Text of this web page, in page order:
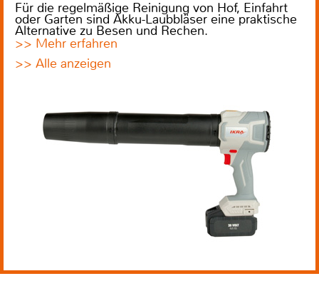
Für die regelmäßige Reinigung von Hof, Einfahrt
oder Garten sind Akku-Laubbläser eine praktische
Alternative zu Besen und Rechen.
>> Mehr erfahren
>> Alle anzeigen